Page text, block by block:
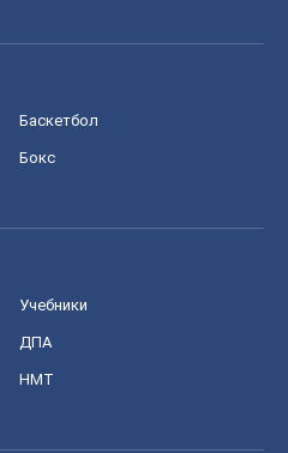
Баскетбол
Бокс
Учебники
ДПА
НМТ